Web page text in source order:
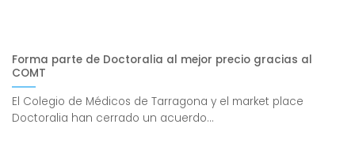
Forma parte de Doctoralia al mejor precio gracias al
COMT
El Colegio de Médicos de Tarragona y el market place
Doctoralia han cerrado un acuerdo...